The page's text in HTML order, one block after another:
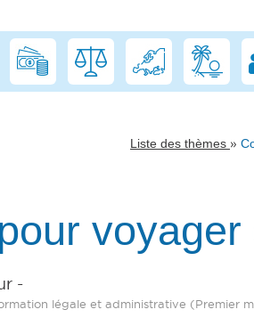
Liste des thèmes »
voyager
-
légale et administrative (Premier